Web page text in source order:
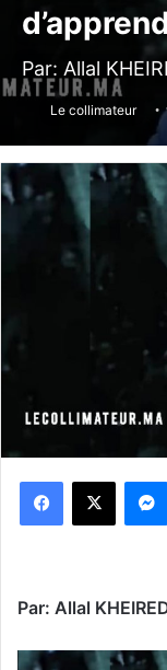
Par: Allal
Le collimateur
Par: Allal